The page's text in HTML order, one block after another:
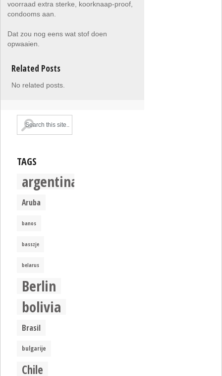
voorraad extra sterke, koorknaap-proof,
condooms aan.
Dat zou nog eens wat stof doen
opwaaien.
Related Posts
No related posts.
TAGS
argentina
Aruba
banos
basszje
belarus
Berlin
bolivia
Brasil
bulgarije
Chile